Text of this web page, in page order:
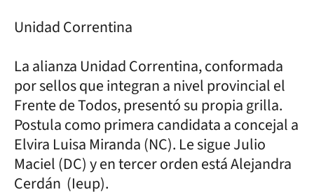
Unidad Correntina
La alianza Unidad Correntina, conformada
por sellos que integran a nivel provincial el
Frente de Todos, presentó su propia grilla.
Postula como primera candidata a concejal a
Elvira Luisa Miranda (NC). Le sigue Julio
Maciel (DC) y en tercer orden está Alejandra
Cerdán (Ieup).